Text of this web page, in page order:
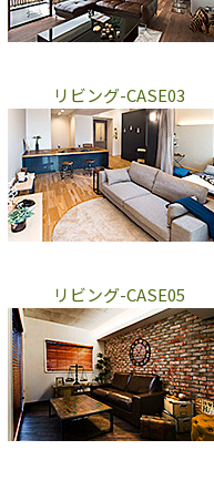
リビング-CASE03
リビング-CASE05